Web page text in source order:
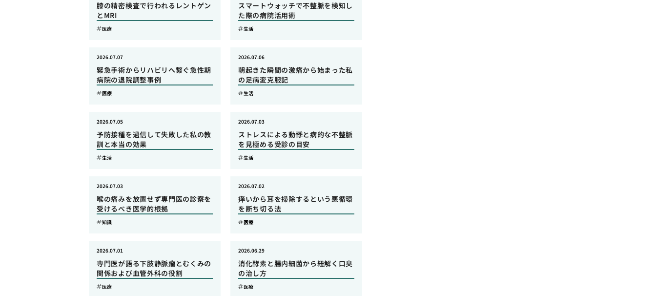
膝の精密検査で行われるレントゲン
とMRI
医療
スマートウォッチで不整脈を検知し
た際の病院活用術
生活
緊急手術からリハビリへ繋ぐ急性期
病院の退院調整事例
2026.07.07
医療
朝起きた瞬間の激痛から始まった私
の足病変克服記
2026.07.06
生活
予防接種を過信して失敗した私の教
訓と本当の効果
2026.07.05
生活
ストレスによる動悸と病的な不整脈
を見極める受診の目安
2026.07.03
生活
喉の痛みを放置せず専門医の診察を
受けるべき医学的根拠
2026.07.03
知識
痒いから耳を掃除するという悪循環
を断ち切る法
2026.07.02
医療
専門医が語る下肢静脈瘤とむくみの
関係および血管外科の役割
2026.07.01
医療
消化酵素と腸内細菌から紐解く口臭
の治し方
2026.06.29
医療